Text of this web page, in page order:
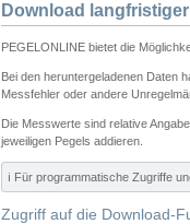
Download
PEGELONLINE bietet die
Bei den heruntergeladenen Daten
Messfehler oder andere
Die Messwerte sind relative
jeweiligen Pegels addieren.
ℹ️ Für programmatische Zugriffe
Zugriff auf die Download-